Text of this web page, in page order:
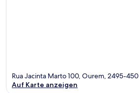
Rua Jacinta Marto 100, Ourem, 2495-450
Auf Karte anzeigen